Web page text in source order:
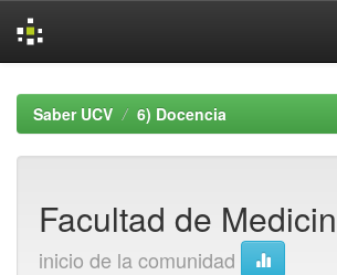
navigationSaber UCV 6) Docencia
Facultad de
inicio de la comunidad